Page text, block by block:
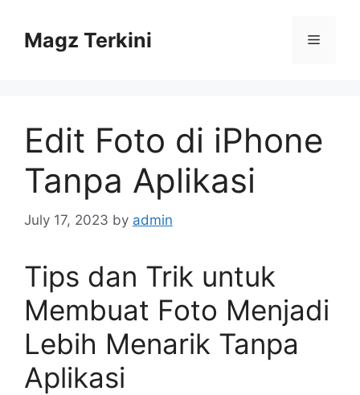
contentMagz Terkini Menu
Edit Foto di iPhone
Tanpa Aplikasi
July 17, 2023 by admin
Tips dan Trik untuk
Membuat Foto Menjadi
Lebih Menarik Tanpa
Aplikasi